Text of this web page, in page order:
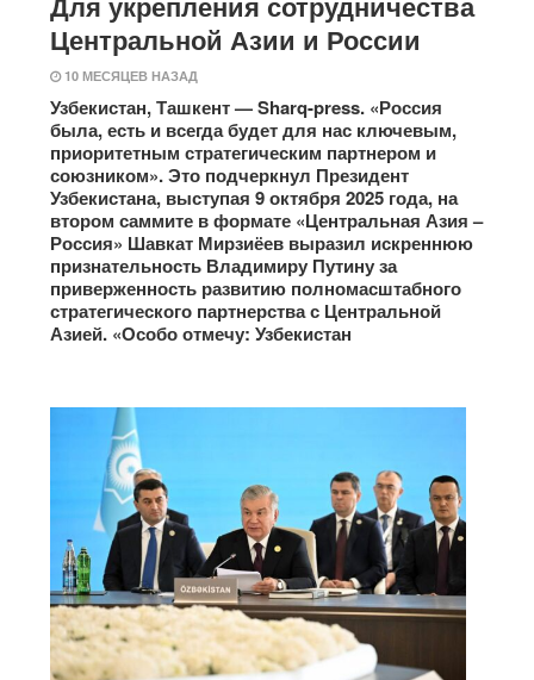
Центральной Азии и России
10 МЕСЯЦЕВ НАЗАД
Узбекистан, Ташкент — Sharq-press. «Россия
была, есть и всегда будет для нас ключевым,
приоритетным стратегическим партнером и
союзником». Это подчеркнул Президент
Узбекистана, выступая 9 октября 2025 года, на
втором саммите в формате «Центральная Азия –
Россия» Шавкат Мирзиёев выразил искреннюю
признательность Владимиру Путину за
приверженность развитию полномасштабного
стратегического партнерства с Центральной
Азией. «Особо отмечу: Узбекистан